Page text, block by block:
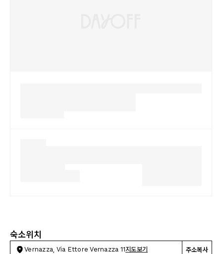
숙소위치
Vernazza, Via Ettore Vernazza 11지도보기 주소복사